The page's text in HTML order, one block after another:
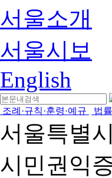
서울소개
서울시보
English
조례·규칙·훈령·예규 법
서울특별
시민권익